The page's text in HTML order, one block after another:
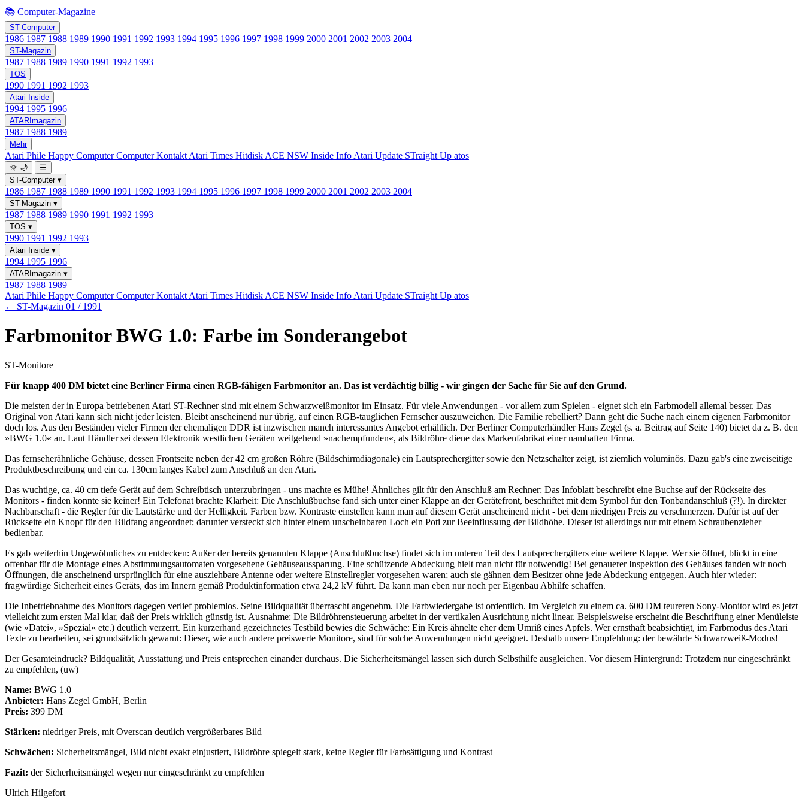
📚 Computer-Magazine
ST-Computer
1986 1987 1988 1989 1990 1991 1992 1993 1994 1995 1996 1997 1998 1999 2000 2001 2002 2003 2004
ST-Magazin
1987 1988 1989 1990 1991 1992 1993
TOS
1990 1991 1992 1993
Atari Inside
1994 1995 1996
ATARImagazin
1987 1988 1989
Mehr
Atari Phile Happy ComputerComputer Kontakt Atari Times Hitdisk ACE NSW Inside Info Atari Update STraight Up atos
🌞 🌙
☰
ST-Computer ▾
1986 1987 1988 1989 1990 1991 1992 1993 1994 1995 1996 1997 1998 1999 2000 2001 2002 2003 2004
ST-Magazin ▾
1987 1988 1989 1990 1991 1992 1993
TOS ▾
1990 1991 1992 1993
Atari Inside ▾
1994 1995 1996
ATARImagazin ▾
1987 1988 1989
Atari Phile Happy ComputerComputer Kontakt Atari Times Hitdisk ACE NSW Inside Info Atari Update STraight Up atos
← ST-Magazin 01 / 1991
Farbmonitor BWG 1.0: Farbe im Sonderangebot
ST-Monitore
Für knapp 400 DM bietet eine Berliner Firma einen RGB-fähigen Farbmonitor an. Das ist verdächtig billig - wir gingen der Sache für Sie auf den Grund.
Die meisten der in Europa betriebenen Atari ST-Rechner sind mit einem Schwarzweißmonitor im Einsatz. Für viele Anwendungen - vor allem zum Spielen - eignet sich ein Farbmodell allemal besser. Das
Original von Atari kann sich nicht jeder leisten. Bleibt anscheinend nur übrig, auf einen RGB-tauglichen Fernseher auszuweichen. Die Familie rebelliert? Dann geht die Suche nach einem eigenen Farbmonitor
doch los. Aus den Beständen vieler Firmen der ehemaligen DDR ist inzwischen manch interessantes Angebot erhältlich. Der Berliner Computerhändler Hans Zegel (s. a. Beitrag auf Seite 140) bietet da z. B. den
»BWG 1.0« an. Laut Händler sei dessen Elektronik westlichen Geräten weitgehend »nachempfunden«, als Bildröhre diene das Markenfabrikat einer namhaften Firma.
Das fernseherähnliche Gehäuse, dessen Frontseite neben der 42 cm großen Röhre (Bildschirmdiagonale) ein Lautsprechergitter sowie den Netzschalter zeigt, ist ziemlich voluminös. Dazu gab's eine zweiseitige
Produktbeschreibung und ein ca. 130cm langes Kabel zum Anschluß an den Atari.
Das wuchtige, ca. 40 cm tiefe Gerät auf dem Schreibtisch unterzubringen - uns machte es Mühe! Ähnliches gilt für den Anschluß am Rechner: Das Infoblatt beschreibt eine Buchse auf der Rückseite des
Monitors - finden konnte sie keiner! Ein Telefonat brachte Klarheit: Die Anschlußbuchse fand sich unter einer Klappe an der Gerätefront, beschriftet mit dem Symbol für den Tonbandanschluß (?!). In direkter
Nachbarschaft - die Regler für die Lautstärke und der Helligkeit. Farben bzw. Kontraste einstellen kann man auf diesem Gerät anscheinend nicht - bei dem niedrigen Preis zu verschmerzen. Dafür ist auf der
Rückseite ein Knopf für den Bildfang angeordnet; darunter versteckt sich hinter einem unscheinbaren Loch ein Poti zur Beeinflussung der Bildhöhe. Dieser ist allerdings nur mit einem Schraubenzieher
bedienbar.
Es gab weiterhin Ungewöhnliches zu entdecken: Außer der bereits genannten Klappe (Anschlußbuchse) findet sich im unteren Teil des Lautsprechergitters eine weitere Klappe. Wer sie öffnet, blickt in eine
offenbar für die Montage eines Abstimmungsautomaten vorgesehene Gehäuseaussparung. Eine schützende Abdeckung hielt man nicht für notwendig! Bei genauerer Inspektion des Gehäuses fanden wir noch
Öffnungen, die anscheinend ursprünglich für eine ausziehbare Antenne oder weitere Einstellregler vorgesehen waren; auch sie gähnen dem Besitzer ohne jede Abdeckung entgegen. Auch hier wieder:
fragwürdige Sicherheit eines Geräts, das im Innern gemäß Produktinformation etwa 24,2 kV führt. Da kann man eben nur noch per Eigenbau Abhilfe schaffen.
Die Inbetriebnahme des Monitors dagegen verlief problemlos. Seine Bildqualität überrascht angenehm. Die Farbwiedergabe ist ordentlich. Im Vergleich zu einem ca. 600 DM teureren Sony-Monitor wird es jetzt
vielleicht zum ersten Mal klar, daß der Preis wirklich günstig ist. Ausnahme: Die Bildröhrensteuerung arbeitet in der vertikalen Ausrichtung nicht linear. Beispielsweise erscheint die Beschriftung einer Menüleiste
(wie »Datei«, »Spezial« etc.) deutlich verzerrt. Ein kurzerhand gezeichnetes Testbild bewies die Schwäche: Ein Kreis ähnelte eher dem Umriß eines Apfels. Wer ernsthaft beabsichtigt, im Farbmodus des Atari
Texte zu bearbeiten, sei grundsätzlich gewarnt: Dieser, wie auch andere preiswerte Monitore, sind für solche Anwendungen nicht geeignet. Deshalb unsere Empfehlung: der bewährte Schwarzweiß-Modus!
Der Gesamteindruck? Bildqualität, Ausstattung und Preis entsprechen einander durchaus. Die Sicherheitsmängel lassen sich durch Selbsthilfe ausgleichen. Vor diesem Hintergrund: Trotzdem nur eingeschränkt
zu empfehlen, (uw)
Name: BWG 1.0
Anbieter: Hans Zegel GmbH, Berlin
Preis: 399 DM
Stärken: niedriger Preis, mit Overscan deutlich vergrößerbares Bild
Schwächen: Sicherheitsmängel, Bild nicht exakt einjustiert, Bildröhre spiegelt stark, keine Regler für Farbsättigung und Kontrast
Fazit: der Sicherheitsmängel wegen nur eingeschränkt zu empfehlen
Ulrich Hilgefort